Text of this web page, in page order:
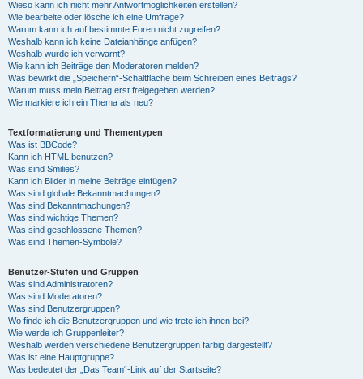
Wieso kann ich nicht mehr Antwortmöglichkeiten erstellen?
Wie bearbeite oder lösche ich eine Umfrage?
Warum kann ich auf bestimmte Foren nicht zugreifen?
Weshalb kann ich keine Dateianhänge anfügen?
Weshalb wurde ich verwarnt?
Wie kann ich Beiträge den Moderatoren melden?
Was bewirkt die „Speichern“-Schaltfläche beim Schreiben eines Beitrags?
Warum muss mein Beitrag erst freigegeben werden?
Wie markiere ich ein Thema als neu?
Textformatierung und Thementypen
Was ist BBCode?
Kann ich HTML benutzen?
Was sind Smilies?
Kann ich Bilder in meine Beiträge einfügen?
Was sind globale Bekanntmachungen?
Was sind Bekanntmachungen?
Was sind wichtige Themen?
Was sind geschlossene Themen?
Was sind Themen-Symbole?
Benutzer-Stufen und Gruppen
Was sind Administratoren?
Was sind Moderatoren?
Was sind Benutzergruppen?
Wo finde ich die Benutzergruppen und wie trete ich ihnen bei?
Wie werde ich Gruppenleiter?
Weshalb werden verschiedene Benutzergruppen farbig dargestellt?
Was ist eine Hauptgruppe?
Was bedeutet der „Das Team“-Link auf der Startseite?